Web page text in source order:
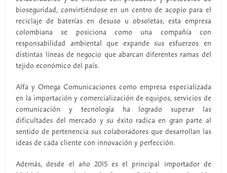
bioseguridad, convirtiéndose en un centro de acopio para el
reciclaje de baterías en desuso u obsoletas, esta empresa
colombiana se posiciona como una compañía con
responsabilidad ambiental que expande sus esfuerzos en
distintas líneas de negocio que abarcan diferentes ramas del
tejido económico del país.
Alfa y Omega Comunicaciones como empresa especializada
en la importación y comercialización de equipos, servicios de
comunicación y tecnología ha logrado superar las
dificultades del mercado y su éxito radica en gran parte al
sentido de pertenencia sus colaboradores que desarrollan las
ideas de cada cliente con innovación y perfección.
Además, desde el año 2015 es el principal importador de